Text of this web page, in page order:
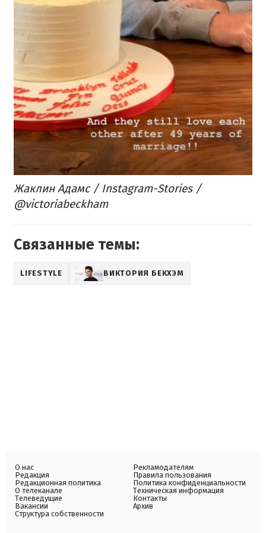
Жаклин Адамс / Instagram-Stories /
@victoriabeckham
Связанные темы:
LIFESTYLE ВИКТОРИЯ БЕКХЭМ
О нас
Редакция
Редакционная политика
О телеканале
Телеведущие
Вакансии
Структура собственности
Рекламодателям
Правила пользования
Политика конфиденциальности
Техническая информация
Контакты
Архив